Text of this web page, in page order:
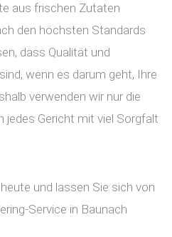
aus frischen Zutaten
den höchsten Standards
dass Qualität und
wenn es darum geht, Ihre
verwenden wir nur die
jedes Gericht mit viel Sorgfalt
und lassen Sie sich von
Service in Baunach